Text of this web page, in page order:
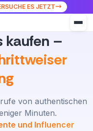
ES JETZT
kaufen –
von authentischen
Minuten.
und Influencer